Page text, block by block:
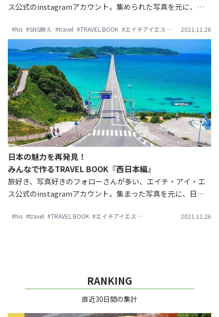
ス公式のinstagramアカウント。集められた写真を元に、日
TRAVEL BOOKを作りました。まずは東日本編のご紹介です。
次の旅の参考にしてみてくださいね。
#his #SNS映え #travel #TRAVEL BOOK #エイチアイエス #ツアー #北海道
2021.11.26
日本の魅力を再発見！
みんなで作るTRAVEL BOOK『西日本編』
旅好き、写真好きのフォローさんが多い、エイチ・アイ・エ
ス公式のinstagramアカウント。集まった写真を元に、日本
TRAVEL BOOKを作りました。今回は西日本編です！ぜひ次の
#his #travel #TRAVEL BOOK #エイチアイエス #フォトジェニック #中国
2021.11.26
RANKING
直近30日間の集計